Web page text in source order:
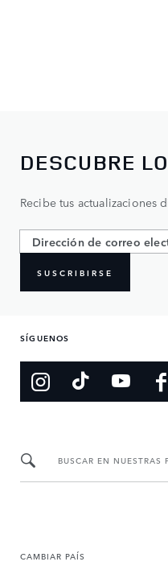
DESCUBRE
Recibe tus actualizaciones
SUSCRIBIRSE
SÍGUENOS
BUSCAR EN NUESTRAS
CAMBIAR PAÍS